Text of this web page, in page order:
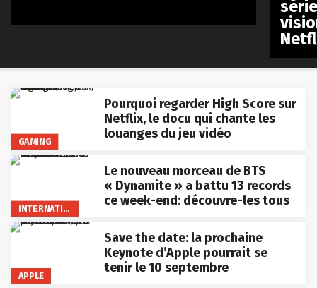
GAMING
Pourquoi regarder High Score sur
Netflix, le docu qui chante les
louanges du jeu vidéo
INTERNATIONAL
Le nouveau morceau de BTS
« Dynamite » a battu 13 records
ce week-end: découvre-les tous
APPLE
Save the date: la prochaine
Keynote d’Apple pourrait se
tenir le 10 septembre